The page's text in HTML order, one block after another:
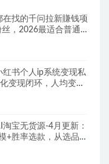
找的千问拉新賺钱项
，2026最适合普通
红书个人ip系统变现私
变现闭环，人均变现
宝无货源-4月更新：
+胜率选款，从选品到